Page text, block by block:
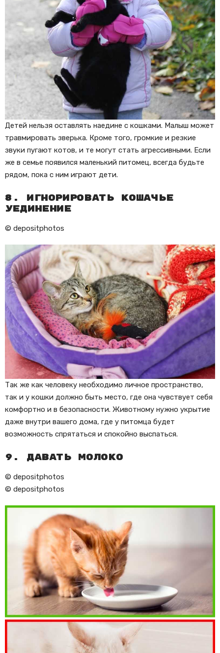
Детей нельзя оставлять наедине с кошками. Малыш может
травмировать зверька. Кроме того, громкие и резкие
звуки пугают котов, и те могут стать агрессивными. Если
же в семье появился маленький питомец, всегда будьте
рядом, пока с ним играют дети.
8. Игнорировать кошачье
уединение
© depositphotos
Так же как человеку необходимо личное пространство,
так и у кошки должно быть место, где она чувствует себя
комфортно и в безопасности. Животному нужно укрытие
даже внутри вашего дома, где у питомца будет
возможность спрятаться и спокойно выспаться.
9. Давать молоко
© depositphotos
© depositphotos